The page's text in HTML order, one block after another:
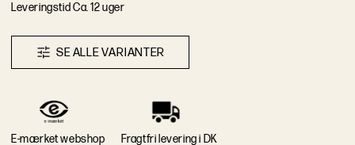
Leveringstid Ca. 12 uger
SEALLEVAR ANTER
E-mærket webshop Fragtfri levering i DK